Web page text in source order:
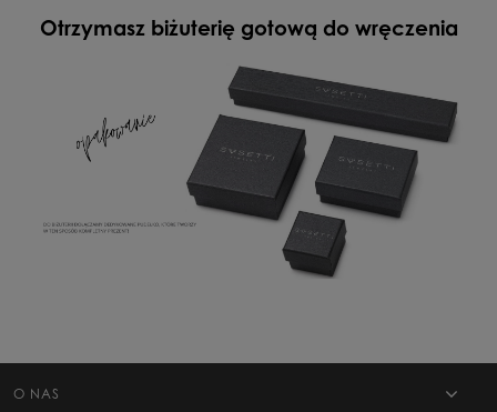
Otrzymasz biżuterię gotową do wręczenia
O NAS